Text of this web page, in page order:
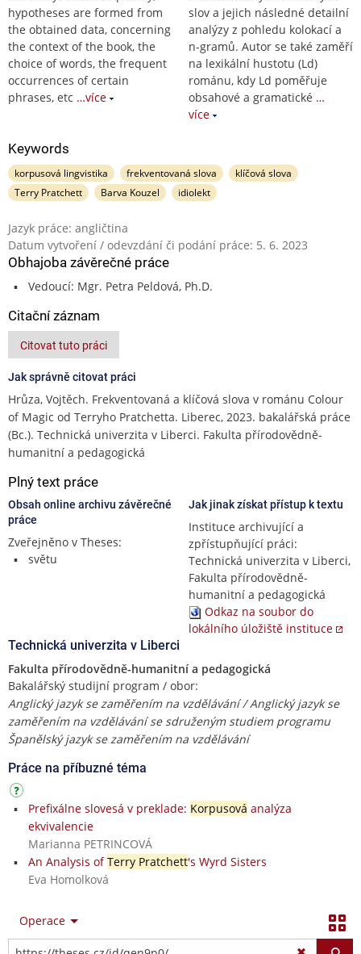
hypotheses are formed from
the obtained data, concerning
the context of the book, the
choice of words, the frequent
occurrences of certain
phrases, etc …více
slov a jejich následné detailní
analýzy z pohledu kolokací a
n-gramů. Autor se také zaměří
na lexikální hustotu (Ld)
románu, kdy Ld poměřuje
obsahové a gramatické …
více
Keywords
korpusová lingvistika frekventovaná slova
klíčová slova
Terry Pratchett
Barva Kouzel idiolekt
Jazyk práce: angličtina
Datum vytvoření / odevzdání či podání práce: 5. 6. 2023
Obhajoba závěrečné práce
Vedoucí: Mgr. Petra Peldová, Ph.D.
Citační záznam
Citovat tuto práci
Jak správně citovat práci
Hrůza, Vojtěch. Frekventovaná a klíčová slova v románu Colour
of Magic od Terryho Pratchetta. Liberec, 2023. bakalářská práce
(Bc.). Technická univerzita v Liberci. Fakulta přírodovědně-
humanitní a pedagogická
Plný text práce
Obsah online archivu závěrečné
práce
Zveřejněno v Theses:
světu
Jak jinak získat přístup k textu
Instituce archivující a
zpřístupňující práci:
Technická univerzita v Liberci,
Fakulta přírodovědně-
humanitní a pedagogická
Odkaz na soubor do
lokálního úložiště instituce
Technická univerzita v Liberci
Fakulta přírodovědně-humanitní a pedagogická
Bakalářský studijní program / obor:
Anglický jazyk se zaměřením na vzdělávání / Anglický jazyk se
zaměřením na vzdělávání se sdruženým studiem programu
Španělský jazyk se zaměřením na vzdělávání
Práce na příbuzné téma
Prefixálne slovesá v preklade: Korpusová analýza
ekvivalencie
Marianna PETRINCOVÁ
An Analysis ofTerry Pratchett's Wyrd Sisters
Eva Homolková
Operace